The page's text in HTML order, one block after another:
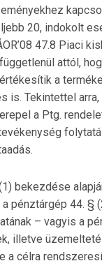
20, indokolt
47.8 Piaci
attól,
a
is. Tekintettel arra,
a Ptg.
bekezdése
pénztárgép 44. §
– vagyis a
illetve
a célra